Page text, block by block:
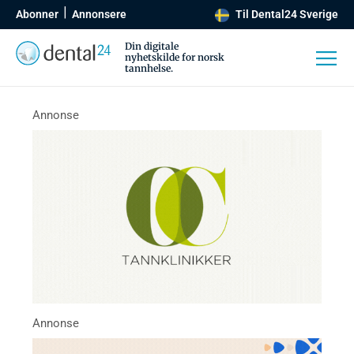
Abonner Annonsere Til Dental24 Sverige
Din digitale
nyhetskilde for norsk
tannhelse.